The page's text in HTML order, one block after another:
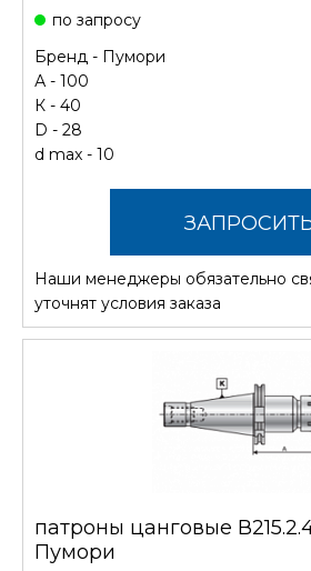
по запросу
Бренд - Пумори
А - 100
К - 40
D - 28
d max - 10
Наши менеджеры обязательно
уточнят условия заказа
патроны цанговые
Пумори